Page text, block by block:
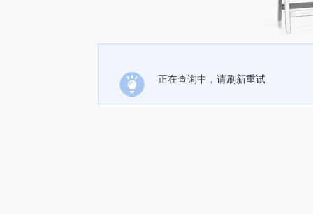
正在查询中，请刷新重试